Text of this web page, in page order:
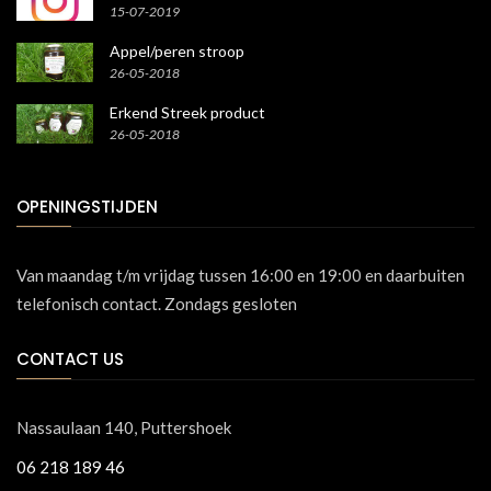
15-07-2019
Appel/peren stroop
26-05-2018
Erkend Streek product
26-05-2018
OPENINGSTIJDEN
Van maandag t/m vrijdag tussen 16:00 en 19:00 en daarbuiten
telefonisch contact. Zondags gesloten
CONTACT US
Nassaulaan 140, Puttershoek
06 218 189 46